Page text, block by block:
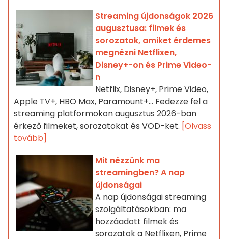
Streaming újdonságok 2026
augusztusa: filmek és
sorozatok, amiket érdemes
megnézni Netflixen,
Disney+-on és Prime Video-
n
Netflix, Disney+, Prime Video,
Apple TV+, HBO Max, Paramount+… Fedezze fel a
streaming platformokon augusztus 2026-ban
érkező filmeket, sorozatokat és VOD-ket. [Olvass
tovább]
Mit nézzünk ma
streamingben? A nap
újdonságai
A nap újdonságai streaming
szolgáltatásokban: ma
hozzáadott filmek és
sorozatok a Netflixen, Prime